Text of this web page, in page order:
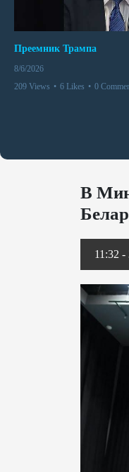
Преемник Трампа
8/6/2026
209 Views • 6 Likes • 0
В
11:32